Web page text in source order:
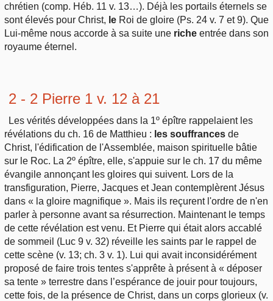
chrétien (comp. Héb. 11 v. 13…). Déjà les portails éternels se
sont élevés pour Christ, le Roi de gloire (Ps. 24 v. 7 et 9). Que
Lui-même nous accorde à sa suite une riche entrée dans son
royaume éternel.
2 - 2 Pierre 1 v. 12 à 21
Les vérités développées dans la 1º épître rappelaient les
révélations du ch. 16 de Matthieu : les souffrances de
Christ, l'édification de l'Assemblée, maison spirituelle bâtie
sur le Roc. La 2º épître, elle, s'appuie sur le ch. 17 du même
évangile annonçant les gloires qui suivent. Lors de la
transfiguration, Pierre, Jacques et Jean contemplèrent Jésus
dans « la gloire magnifique ». Mais ils reçurent l'ordre de n'en
parler à personne avant sa résurrection. Maintenant le temps
de cette révélation est venu. Et Pierre qui était alors accablé
de sommeil (Luc 9 v. 32) réveille les saints par le rappel de
cette scène (v. 13; ch. 3 v. 1). Lui qui avait inconsidérément
proposé de faire trois tentes s'apprête à présent à « déposer
sa tente » terrestre dans l’espérance de jouir pour toujours,
cette fois, de la présence de Christ, dans un corps glorieux (v.